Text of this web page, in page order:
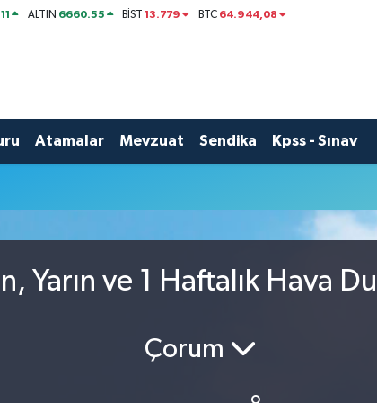
ALTIN 6660.55 BİST13.779 BTC 64.944,08
Atamalar Mevzuat Sendika Kpss - Sınav
Yarın ve 1 Haftalık Hava
Çorum